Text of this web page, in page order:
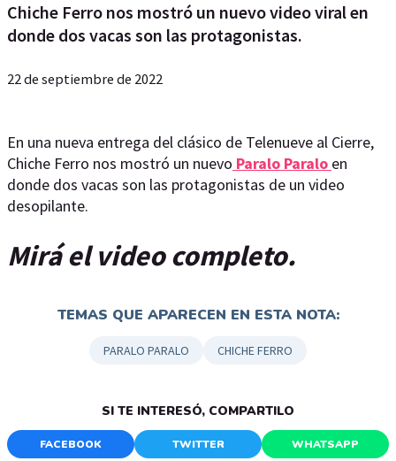
Chiche Ferro nos mostró un nuevo video viral en
donde dos vacas son las protagonistas.
22 de septiembre de 2022
En una nueva entrega del clásico de Telenueve al Cierre,
Chiche Ferro nos mostró un nuevo Paralo Paralo en
donde dos vacas son las protagonistas de un video
desopilante.
Mirá el video completo.
TEMAS QUE APARECEN EN ESTA NOTA:
PARALO PARALO CHICHE FERRO
SI TE INTERESÓ, COMPARTILO
FACEBOOK TWITTER WHATSAPP